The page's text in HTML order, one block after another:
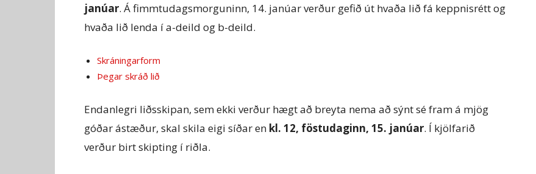
janúar. Á fimmtudagsmorguninn, 14. janúar verður gefið út hvaða lið fá keppnisrétt og
hvaða lið lenda í a-deild og b-deild.
Skráningarform
Þegar skráð lið
Endanlegri liðsskipan, sem ekki verður hægt að breyta nema að sýnt sé fram á mjög
góðar ástæður, skal skila eigi síðar en kl. 12, föstudaginn, 15. janúar. Í kjölfarið
verður birt skipting í riðla.